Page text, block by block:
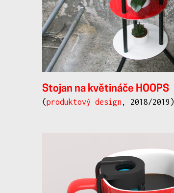
Stojan na květináče HOOPS
(produktový design , 2018/2019)